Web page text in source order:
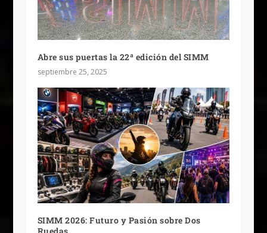
Abre sus puertas la 22ª edición del SIMM
septiembre 25, 2025
SIMM 2026: Futuro y Pasión sobre Dos